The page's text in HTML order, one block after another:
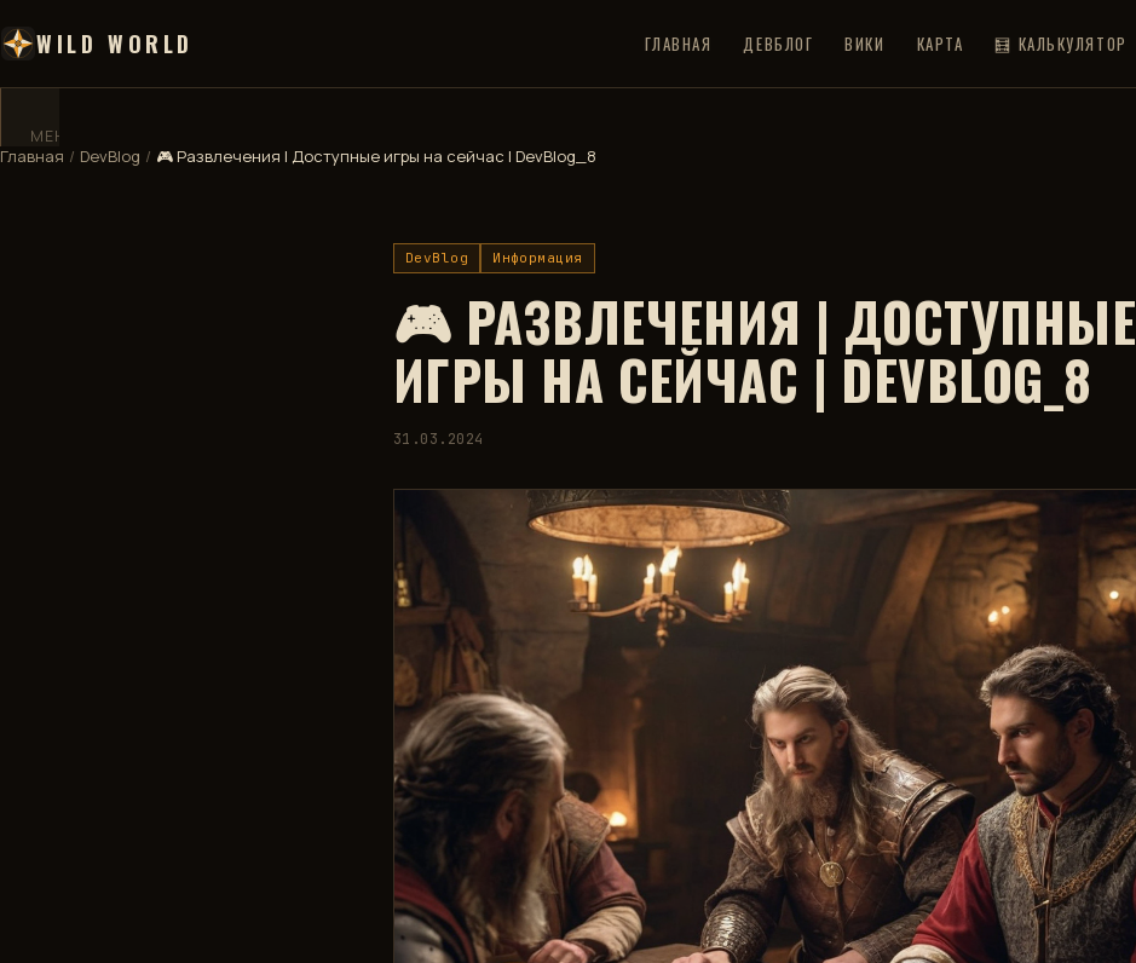
WILD WORLD ГЛАВНАЯ ДЕВБЛОГ ВИКИ КАРТА 🧮 КАЛЬКУЛЯТОР
МЕНЮ
Главная / DevBlog / 🎮 Развлечения | Доступные игры на сейчас | DevBlog_8
DevBlog Информация
🎮 РАЗВЛЕЧЕНИЯ | ДОСТУПНЫЕ
ИГРЫ НА СЕЙЧАС | DEVBLOG_8
31.03.2024